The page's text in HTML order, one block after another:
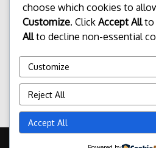
Copyright © 2026 Update Terbaru
choose which cookies to
Customize. Click Accept Allto
Allto decline non-essential
Customize
Reject All
Accept All